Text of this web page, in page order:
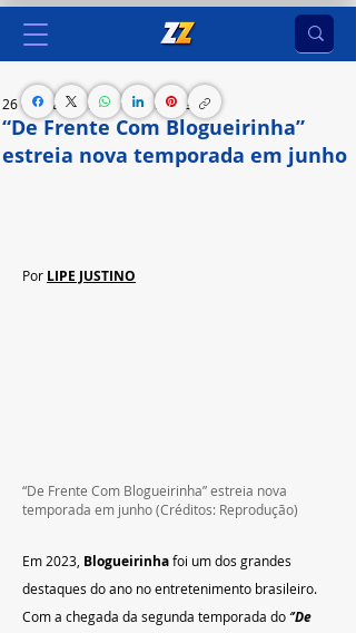
“De Frente Com Blogueirinha”
estreia nova temporada em junho
26 de mai. de 2024 2 min de leitura
Por LIPE JUSTINO
“De Frente Com Blogueirinha” estreia nova
temporada em junho (Créditos: Reprodução)
Em 2023, Blogueirinha foi um dos grandes
destaques do ano no entretenimento brasileiro.
Com a chegada da segunda temporada do ‘’De